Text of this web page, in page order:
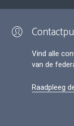
Vind alle
van de
Raadpleeg